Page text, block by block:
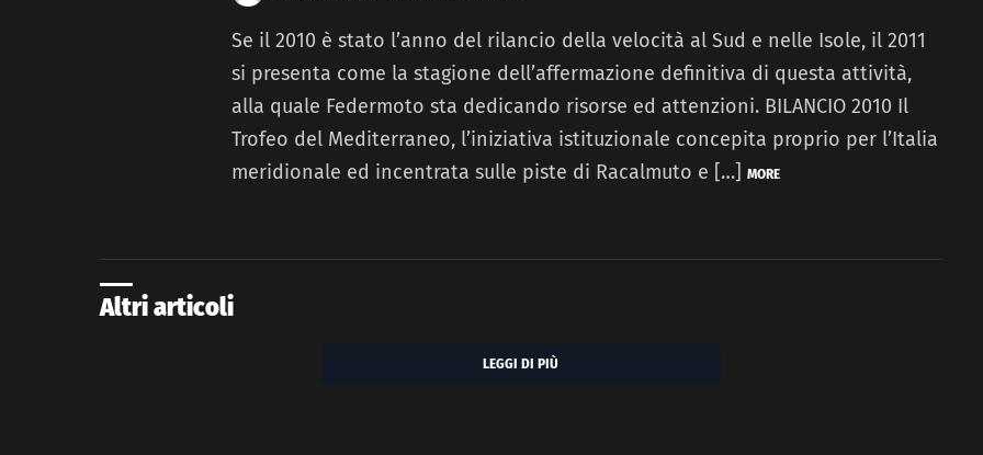
Se il 2010 è stato l’anno del rilancio della velocità al Sud e nelle Isole, il 2011
si presenta come la stagione dell’affermazione definitiva di questa attività,
alla quale Federmoto sta dedicando risorse ed attenzioni. BILANCIO 2010 Il
Trofeo del Mediterraneo, l’iniziativa istituzionale concepita proprio per l’Italia
meridionale ed incentrata sulle piste di Racalmuto e […] MORE
Altri articoli
LEGGI DI PIÙ